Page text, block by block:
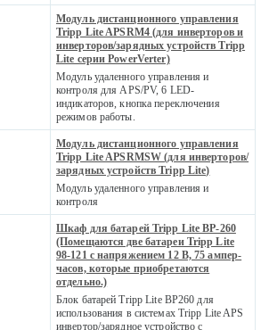
Модуль дистанционного управления
Tripp Lite APSRM4 (для инверторов и
инверторов/зарядных устройств Tripp
Lite серии PowerVerter)
Модуль удаленного управления и
контроля для APS/PV, 6 LED-
индикаторов, кнопка переключения
режимов работы.
Модуль дистанционного управления
Tripp Lite APSRMSW (для инверторов/
зарядных устройств Tripp Lite)
Модуль удаленного управления и
контроля
Шкаф для батарей Tripp Lite BP-260
(Помещаются две батареи Tripp Lite
98-121 с напряжением 12 В, 75 ампер-
часов, которые приобретаются
отдельно.)
Блок батарей Tripp Lite BP260 для
использования в системах Tripp Lite APS
инвертор/зарядное устройство с